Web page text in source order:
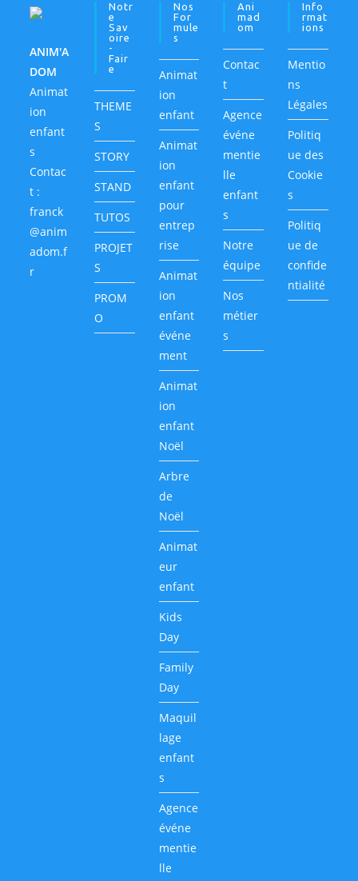
ANIM'A
DOM
Animat
ion
enfant
s
Contac
t :
franck
@anim
adom.f
r
Notr
E
Sav
Oire
-
Fair
E
THEME
S
STORY
STAND
TUTOS
PROJET
S
PROM
O
Nos
For
Mule
S
Animat
ion
enfant
Animat
ion
enfant
pour
entrep
rise
Animat
ion
enfant
événe
ment
Animat
ion
enfant
Noël
Arbre
de
Noël
Animat
eur
enfant
Kids
Day
Family
Day
Maquil
lage
enfant
s
Agence
événe
mentie
lle
Ani
Mad
Om
Contac
t
Agence
événe
mentie
lle
enfant
s
Notre
équipe
Nos
métier
s
Info
Rmat
Ions
Mentio
ns
Légales
Politiq
ue des
Cookie
s
Politiq
ue de
confide
ntialité